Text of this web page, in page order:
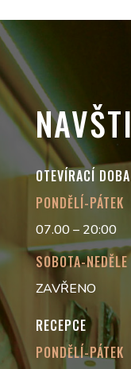
OTEVÍRACÍ
PONDĚLÍ-PÁTEK
07.00 – 20:00
SOBOTA-NEDĚLE
ZAVŘENO
RECEPCE
PONDĚLÍ-PÁTEK